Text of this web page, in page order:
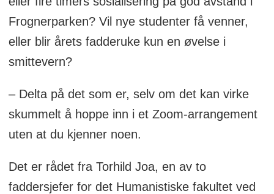
alkoholfritt.
Arrangementet er kun åpne for faddere
og fadderbarn
Alle faddergrupper blir utstyrt med
antibac
Ved UiO kan ikke kollektivtrafikk være
en del av arrangementet, det er heller
ikke tillatt med utflukter til Osloøyene
Frognerparken? Vil nye studenter få venner,
eller blir årets fadderuke kun en øvelse i
smittevern?
– Delta på det som er, selv om det kan virke
skummelt å hoppe inn i et Zoom-arrangement
uten at du kjenner noen.
Det er rådet fra Torhild Joa, en av to
faddersjefer for det Humanistiske fakultet ved